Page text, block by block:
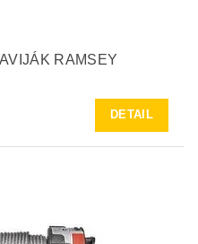
RAMSEY
DETAIL